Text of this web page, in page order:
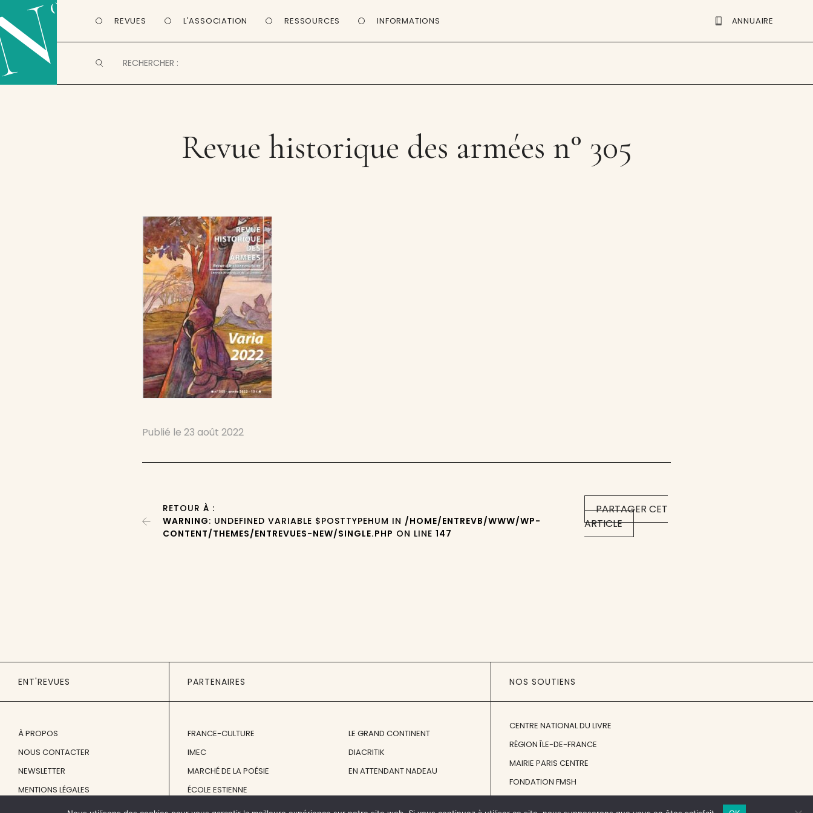
REVUES L'ASSOCIATION RESSOURCES INFORMATIONS ANNUAIRE
Revue historique des armées n° 305
Publié le23 août 2022
PARTAGER CET
ARTICLE
RETOUR À :
WARNING: UNDEFINED VARIABLE $POSTTYPEHUM IN /HOME/ENTREVB/WWW/WP-
CONTENT/THEMES/ENTREVUES-NEW/SINGLE.PHP ON LINE147
ENT'REVUES
À PROPOS
NOUS CONTACTER
NEWSLETTER
MENTIONS LÉGALES
PARTENAIRES
FRANCE-CULTURE
IMEC
MARCHÉ DE LA POÉSIE
ÉCOLE ESTIENNE
LE GRAND CONTINENT
DIACRITIK
EN ATTENDANT NADEAU
NOS SOUTIENS
CENTRE NATIONAL DU LIVRE
RÉGION ÎLE-DE-FRANCE
MAIRIE PARIS CENTRE
FONDATION FMSH